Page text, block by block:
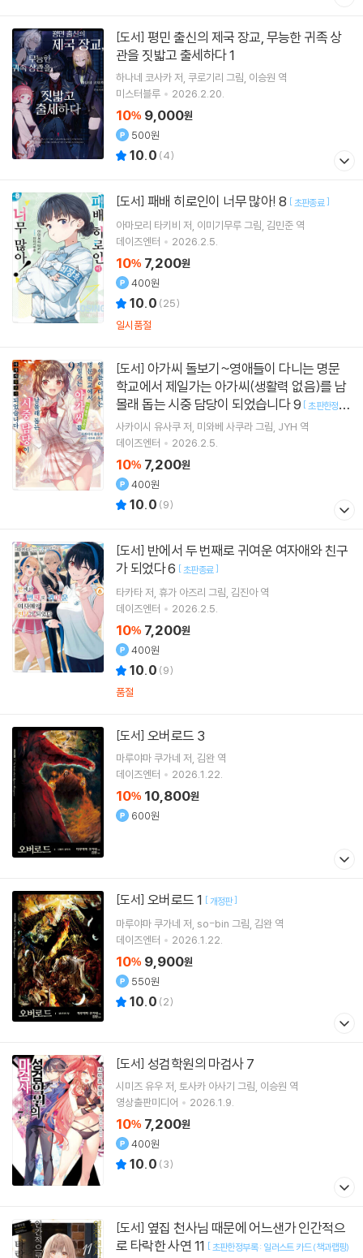
[도서]
관을 짓밟고 출세하다 1
하나네 코사카저 쿠로기리 그림 이승원 역
미스터블루
2026.2.20.
10% 9,000원
500원
10.0 (4)
[도서] 패배 히로인이 너무 많아! 8 [초판종료]
아마모리 타키비 저 이미기무루그림 김민준 역
데이즈엔터
2026.2.5.
10% 7,200원
400원
10.0 (25)
일시품절
[도서]
학교에서 제일가는 아가씨(생활력 없음)를 남
몰래 돕는 시중 담당이 되었습니다 9 [초판한정부
록 : 일러스트 카드 (책과랩핑)]
사카이시 유사쿠저 미와베 사쿠라그림 JYH 역
데이즈엔터
2026.2.5.
10% 7,200원
400원
10.0 (9)
[도서]
가 되었다 6 [초판종료]
타카타저 휴가 아즈리 그림 김진아역
데이즈엔터
2026.2.5.
10% 7,200원
400원
10.0 (9)
품절
[도서] 오버로드 3
마루야마 쿠가네 저 김완 역
데이즈엔터
2026.1.22.
10% 10,800원
600원
[도서] 오버로드 1 [개정판]
마루야마 쿠가네 저 so-bin 그림 김완 역
데이즈엔터
2026.1.22.
10% 9,900원
550원
10.0 (2)
[도서] 성검학원의 마검사 7
시미즈 유우저 토사카 아사기 그림 이승원 역
영상출판미디어
2026.1.9.
10% 7,200원
400원
10.0 (3)
[도서]
로 타락한 사연 11 [초판한정부록 : 일러스트 카드 (책과랩핑)